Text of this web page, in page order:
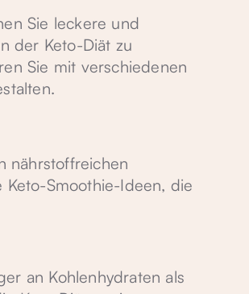
Sie leckere und
der Keto-Diät zu
Sie mit verschiedenen
nährstoffreichen
Smoothie-Ideen, die
an Kohlenhydraten als